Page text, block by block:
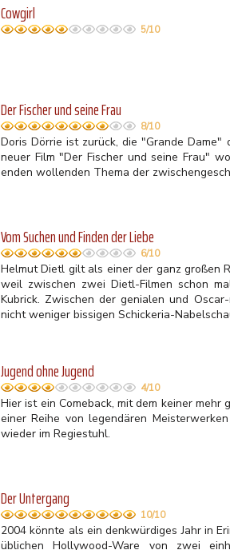
Cowgirl
5/10
Der Fischer und seine Frau
8/10
Doris Dörrie ist zurück, die "Grande
neuer Film "Der Fischer und seine Frau"
enden wollenden Thema der
Vom Suchen und Finden der Liebe
6/10
Helmut Dietl gilt als einer der ganz großen
weil zwischen zwei Dietl-Filmen schon
Kubrick. Zwischen der genialen und
nicht weniger bissigen Schickeria-
Jugend ohne Jugend
4/10
Hier ist ein Comeback, mit dem keiner mehr
einer Reihe von legendären
wieder im Regiestuhl.
Der Untergang
10/10
2004 könnte als ein denkwürdiges Jahr in
üblichen Hollywood-Ware von zwei